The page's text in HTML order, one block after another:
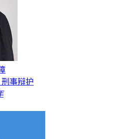
事辩护